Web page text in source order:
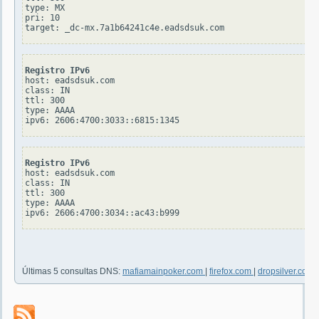
type: MX
pri: 10
Registro IPv6
host: eadsdsuk.com
class: IN
ttl: 300
type: AAAA
Registro IPv6
host: eadsdsuk.com
class: IN
ttl: 300
type: AAAA
Últimas 5 consultas DNS: mafiamainpoker.com firefox.com